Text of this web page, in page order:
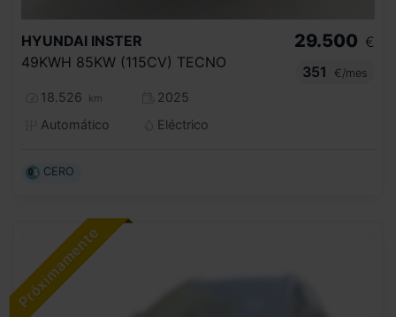
HYUNDAI INSTER
49KWH 85KW (115CV) TECNO
18.526 km
2025
Automático
Eléctrico
29.500 €
351
€/mes
CERO